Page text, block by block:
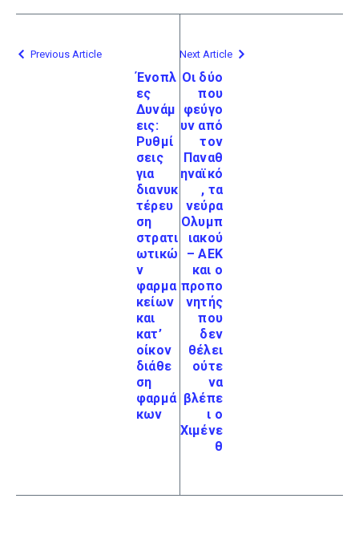
Previous Article
Ένοπλ
ες
Δυνάμ
εις:
Ρυθμί
σεις
για
διανυκ
τέρευ
ση
στρατι
ωτικώ
ν
φαρμα
κείων
και
κατ’
οίκον
διάθε
ση
φαρμά
κων
Next Article
Οι δύο
που
φεύγο
υν από
τον
Παναθ
ηναϊκό
, τα
νεύρα
Ολυμπ
ιακού
– ΑΕΚ
και ο
προπο
νητής
που
δεν
θέλει
ούτε
να
βλέπε
ι ο
Χιμένε
θ